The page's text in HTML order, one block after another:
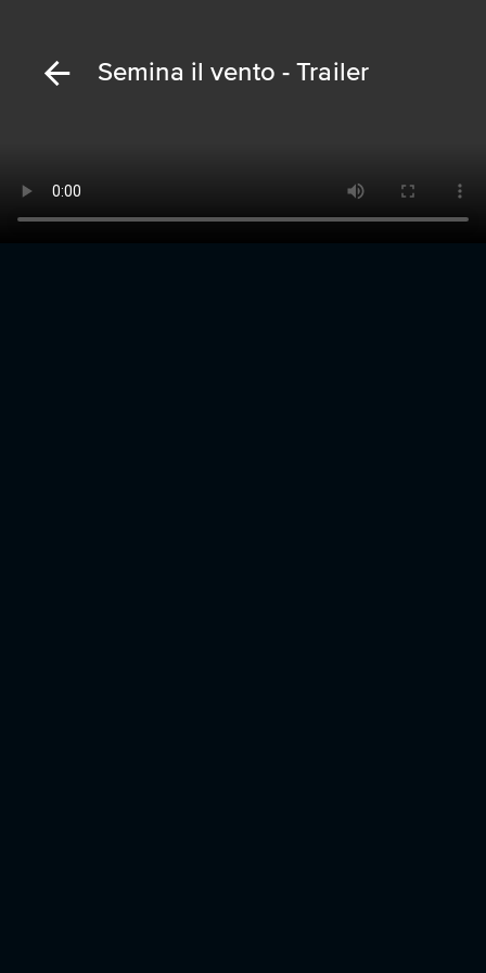
Semina il vento - Trailer